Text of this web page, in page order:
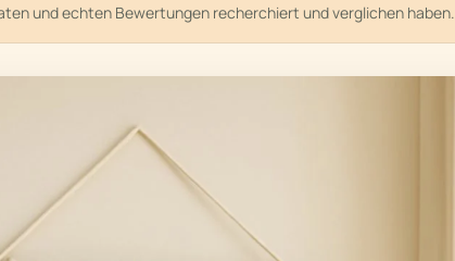
und echten Bewertungen recherchiert und verglichen haben.